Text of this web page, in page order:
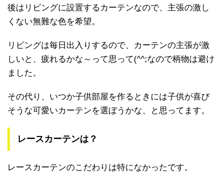
後はリビングに設置するカーテンなので、主張の激し
くない無難な色を希望。
リビングは毎日出入りするので、カーテンの主張が激
しいと、疲れるかな～って思って(^^;なので柄物は避け
ました。
その代り、いつか子供部屋を作るときには子供が喜び
そうな可愛いカーテンを選ぼうかな、と思ってます。
レースカーテンは？
レースカーテンのこだわりは特になかったです。